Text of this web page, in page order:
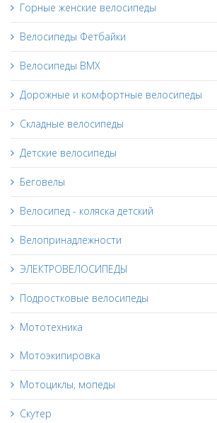
Горные женские велосипеды
Велосипеды Фетбайки
Велосипеды BMX
Дорожные и комфортные велосипеды
Складные велосипеды
Детские велосипеды
Беговелы
Велосипед - коляска детский
Велопринадлежности
ЭЛЕКТРОВЕЛОСИПЕДЫ
Подростковые велосипеды
Мототехника
Мотоэкипировка
Мотоциклы, мопеды
Скутер